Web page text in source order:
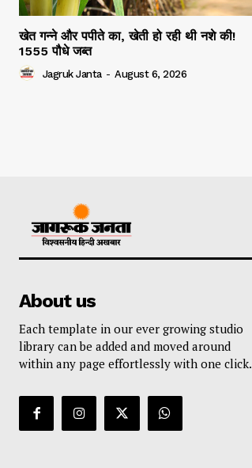
खेत गन्ने और पपीते का, खेती हो रही थी नशे की!
1555 पौधे जब्त
Jagruk Janta - August 6, 2026
About us
Each template in our ever growing studio
library can be added and moved around
within any page effortlessly with one click.